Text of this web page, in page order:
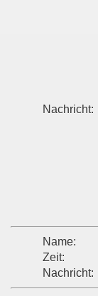
Nachricht:
Name:
Zeit:
Nachricht: